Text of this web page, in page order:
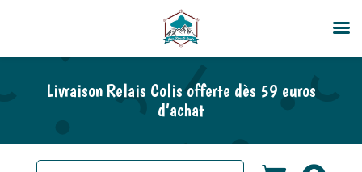
Livraison Relais Colis offerte dès 59 euros
d’achat